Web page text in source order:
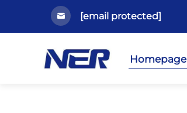
[email protected]
Homepage